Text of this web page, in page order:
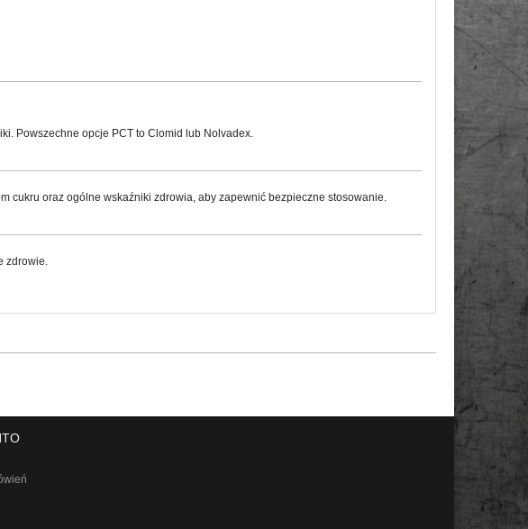
Powszechne opcje PCT to Clomid lub Nolvadex.
cukru oraz ogólne wskaźniki zdrowia, aby zapewnić bezpieczne stosowanie.
zdrowie.